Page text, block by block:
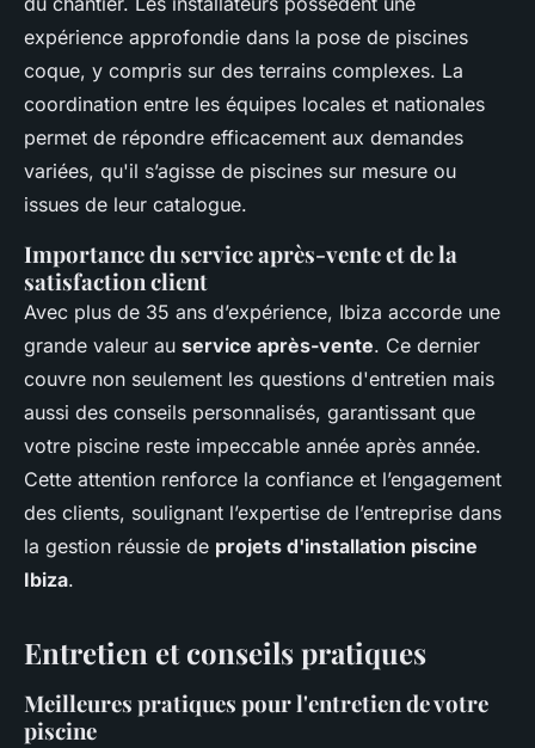
expérience approfondie dans la pose de piscines
coque, y compris sur des terrains complexes. La
coordination entre les équipes locales et nationales
permet de répondre efficacement aux demandes
variées, qu'il s’agisse de piscines sur mesure ou
issues de leur catalogue.
Importance du service après-vente et de la
satisfaction client
Avec plus de 35 ans d’expérience, Ibiza accorde une
grande valeur au service après-vente. Ce dernier
couvre non seulement les questions d'entretien mais
aussi des conseils personnalisés, garantissant que
votre piscine reste impeccable année après année.
Cette attention renforce la confiance et l’engagement
des clients, soulignant l’expertise de l’entreprise dans
la gestion réussie de projets d'installation piscine
Ibiza.
Entretien et conseils pratiques
Meilleures pratiques pour l'entretien de votre
piscine